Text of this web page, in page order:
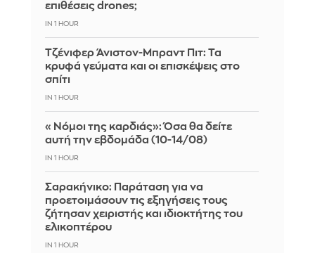
επιθέσεις drones;
IN 1 HOUR
Τζένιφερ Άνιστον-Μπραντ Πιτ: Τα
κρυφά γεύματα και οι επισκέψεις στο
σπίτι
IN 1 HOUR
«Νόμοι της καρδιάς»: Όσα θα δείτε
αυτή την εβδομάδα (10-14/08)
IN 1 HOUR
Σαρακήνικο: Παράταση για να
προετοιμάσουν τις εξηγήσεις τους
ζήτησαν χειριστής και ιδιοκτήτης του
ελικοπτέρου
IN 1 HOUR